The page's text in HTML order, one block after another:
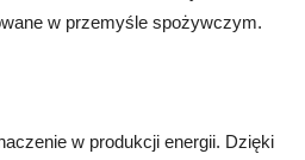
w przemyśle spożywczym.
w produkcji energii. Dzięki